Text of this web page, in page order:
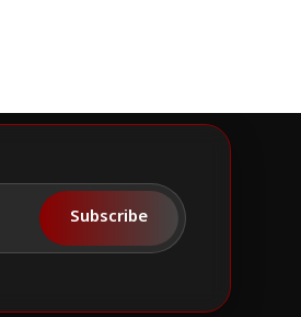
Subscribe